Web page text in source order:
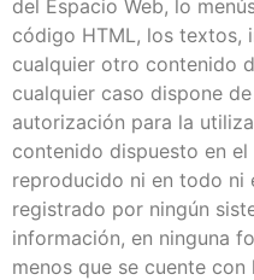
del Espacio Web, lo
código HTML, los textos,
cualquier otro contenido
cualquier caso dispone
autorización para la
contenido dispuesto en
reproducido ni en todo ni
registrado por ningún
información, en ninguna
menos que se cuente